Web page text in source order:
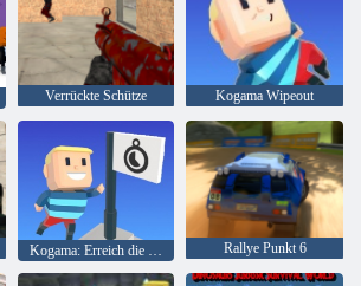
Verrückte Schütze Kogama Wipeout
Rallye Punkt 6